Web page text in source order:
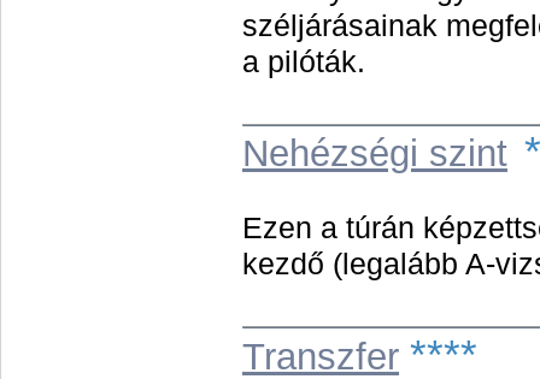
széljárásainak
a pilóták.
Nehézségi szint *
Ezen a túrán
kezdő (legalább A-
Transzfer ****